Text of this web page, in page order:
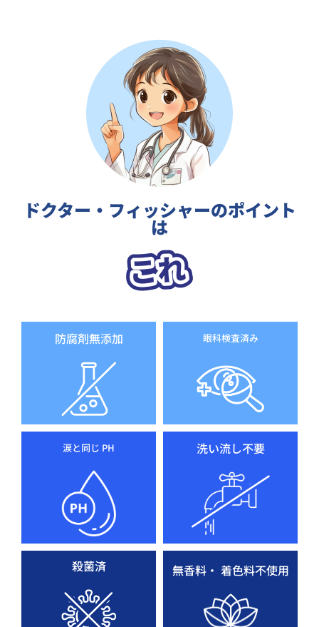
ドクター・フィッシャーのポイント
は
防腐剤無添加 眼科検査済み
涙と同じ PH 洗い流し不要
殺菌済 無香料・ 着色料不使用